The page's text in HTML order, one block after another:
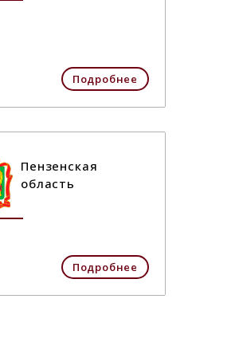
Подробнее
Пензенская
область
Подробнее